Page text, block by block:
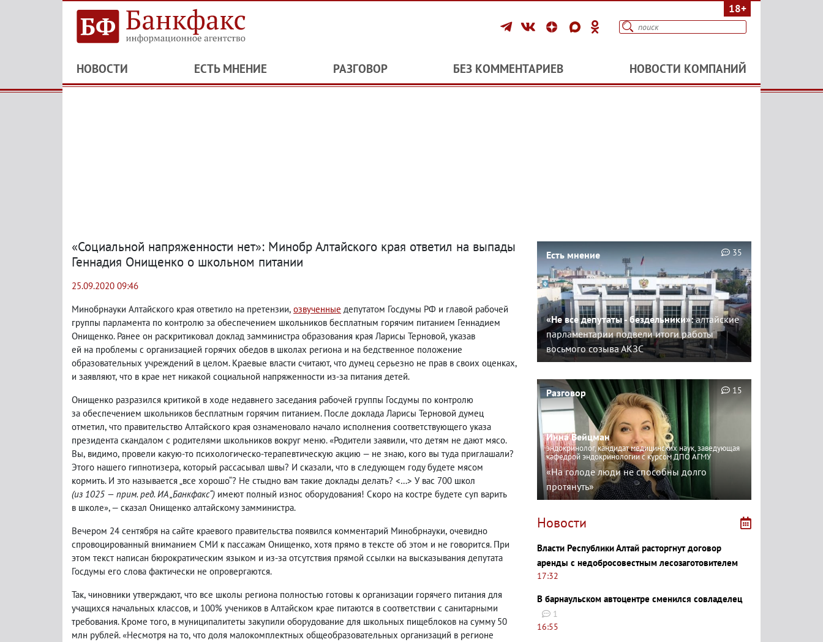
18+
НОВОСТИ ЕСТЬ МНЕНИЕ РАЗГОВОР БЕЗ КОММЕНТАРИЕВ НОВОСТИ КОМПАНИЙ
«Социальной напряженности нет»: Минобр Алтайского края ответил на выпады
Геннадия Онищенко о школьном питании
25.09.2020 09:46
Минобрнауки Алтайского края ответило на претензии, озвученные депутатом Госдумы РФ и главой рабочей
группы парламента по контролю за обеспечением школьников бесплатным горячим питанием Геннадием
Онищенко. Ранее он раскритиковал доклад замминистра образования края Ларисы Терновой, указав
ей на проблемы с организацией горячих обедов в школах региона и на бедственное положение
образовательных учреждений в целом. Краевые власти считают, что думец серьезно не прав в своих оценках,
и заявляют, что в крае нет никакой социальной напряженности из-за питания детей.
Онищенко разразился критикой в ходе недавнего заседания рабочей группы Госдумы по контролю
за обеспечением школьников бесплатным горячим питанием. После доклада Ларисы Терновой думец
отметил, что правительство Алтайского края ознаменовало начало исполнения соответствующего указа
президента скандалом с родителями школьников вокруг меню. «Родители заявили, что детям не дают мясо.
Вы, видимо, провели какую-то психологическо-терапевтическую акцию — не знаю, кого вы туда приглашали?
Этого нашего гипнотизера, который рассасывал швы? И сказали, что в следующем году будете мясом
кормить. И это называется „все хорошо“? Не стыдно вам такие доклады делать? <…> У вас 700 школ
(из 1025 — прим. ред. ИА „Банкфакс“) имеют полный износ оборудования! Скоро на костре будете суп варить
в школе», — сказал Онищенко алтайскому замминистра.
Вечером 24 сентября на сайте краевого правительства появился комментарий Минобрнауки, очевидно
спровоцированный вниманием СМИ к пассажам Онищенко, хотя прямо в тексте об этом и не говорится. При
этом текст написан бюрократическим языком и из-за отсутствия прямой ссылки на высказывания депутата
Госдумы его слова фактически не опровергаются.
Так, чиновники утверждают, что все школы региона полностью готовы к организации горячего питания для
учащихся начальных классов, и 100% учеников в Алтайском крае питаются в соответствии с санитарными
требования. Кроме того, в муниципалитеты закупили оборудование для школьных пищеблоков на сумму 50
млн рублей. «Несмотря на то, что доля малокомплектных общеобразовательных организаций в регионе
Есть мнение
«Не все депутаты - бездельники»:алтайские
парламентарии подвели итоги работы
восьмого созыва АКЗС
35
Разговор
Инна Вейцман
эндокринолог, кандидат медицинских наук, заведующая
кафедрой эндокринологии с курсом ДПО АГМУ
«На голоде люди не способны долго
протянуть»
15
Новости
Власти Республики Алтай расторгнут договор
аренды с недобросовестным лесозаготовителем
17:32
В барнаульском автоцентре сменился совладелец
1
16:55